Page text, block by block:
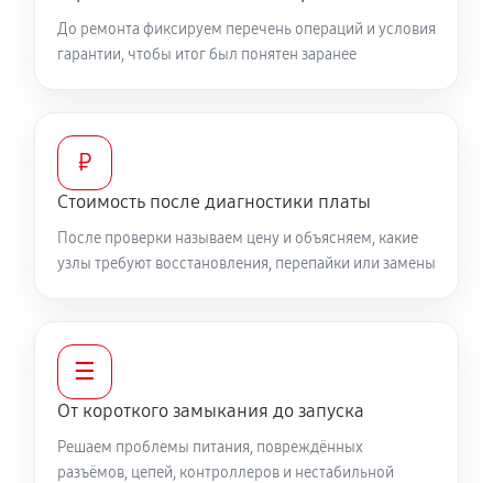
До ремонта фиксируем перечень операций и условия
гарантии, чтобы итог был понятен заранее
₽
Стоимость после диагностики платы
После проверки называем цену и объясняем, какие
узлы требуют восстановления, перепайки или замены
☰
От короткого замыкания до запуска
Решаем проблемы питания, повреждённых
разъёмов, цепей, контроллеров и нестабильной